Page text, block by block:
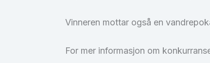
Vinneren mottar også en
For mer informasjon om